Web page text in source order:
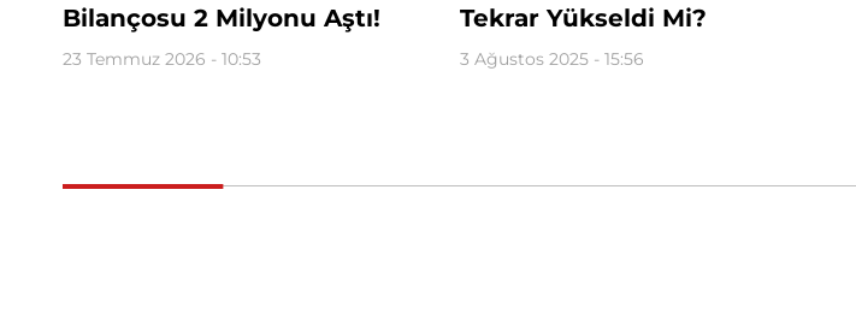
Bilançosu 2 Milyonu Aştı!
23 Temmuz 2026 - 10:53
Tekrar Yükseldi Mi?
3 Ağustos 2025 - 15:56